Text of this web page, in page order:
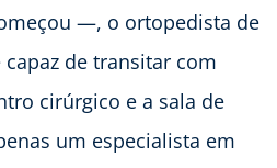
—, o ortopedista de
de transitar com
cirúrgico e a sala de
um especialista em